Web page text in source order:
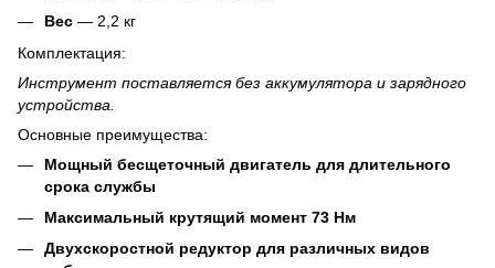
Вес — 2,2 кг
Комплектация:
Инструмент поставляется без аккумулятора и зарядного
устройства.
Основные преимущества:
Мощный бесщеточный двигатель для длительного
срока службы
Максимальный крутящий момент 73 Нм
Двухскоростной редуктор для различных видов